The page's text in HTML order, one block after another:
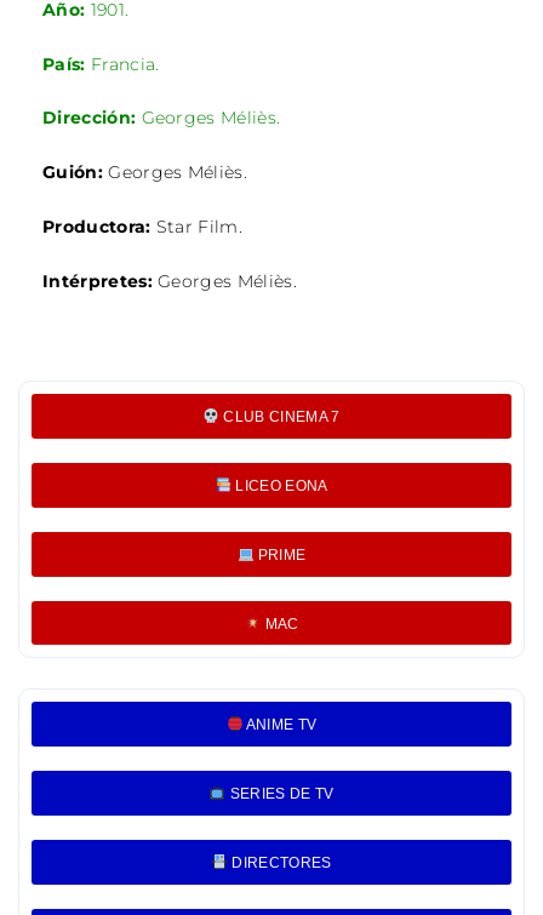
Año: 1901.
País: Francia.
Dirección: Georges Méliès.
Guión: Georges Méliès.
Productora: Star Film.
Intérpretes: Georges Méliès.
CLUB CINEMA 7
LICEO EONA
PRIME
MAC
ANIME TV
SERIES DE TV
DIRECTORES